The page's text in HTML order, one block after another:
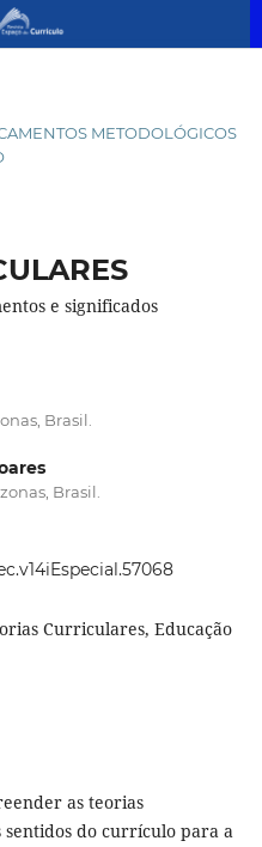
METODOLÓGICOS
e significados
Brasil.
Brasil.
Curriculares, Educação
as teorias
do currículo para a